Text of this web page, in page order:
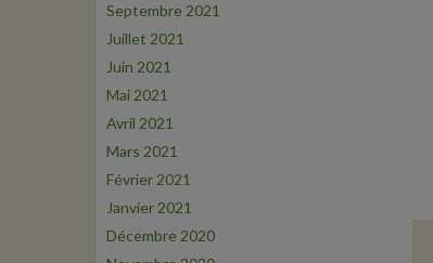
Septembre 2021
Juillet 2021
Juin 2021
Mai 2021
Avril 2021
Mars 2021
Février 2021
Janvier 2021
Décembre 2020